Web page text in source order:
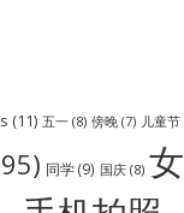
(11) 五一 (8) 傍晚 (7) 儿童节
同学(9) 国庆 (8) 女